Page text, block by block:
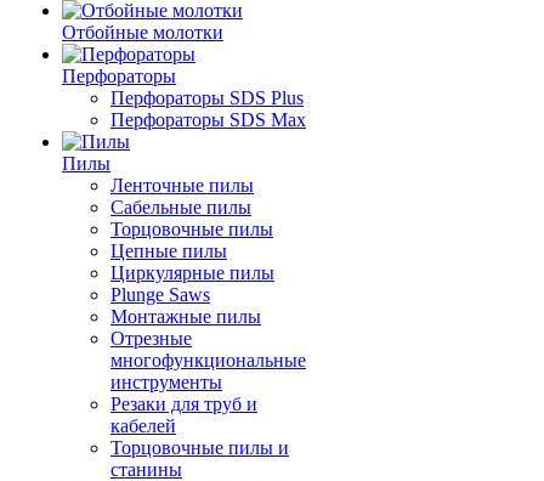
Отбойные молотки
Перфораторы
Перфораторы SDS Plus
Перфораторы SDS Max
Пилы
Ленточные пилы
Сабельные пилы
Торцовочные пилы
Цепные пилы
Циркулярные пилы
Plunge Saws
Монтажные пилы
Отрезные
многофункциональные
инструменты
Резаки для труб и
кабелей
Торцовочные пилы и
станины